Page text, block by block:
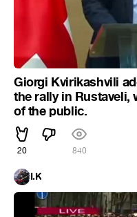
Giorgi Kvirikashvili
the rally in
of the public.
20 840
I.K